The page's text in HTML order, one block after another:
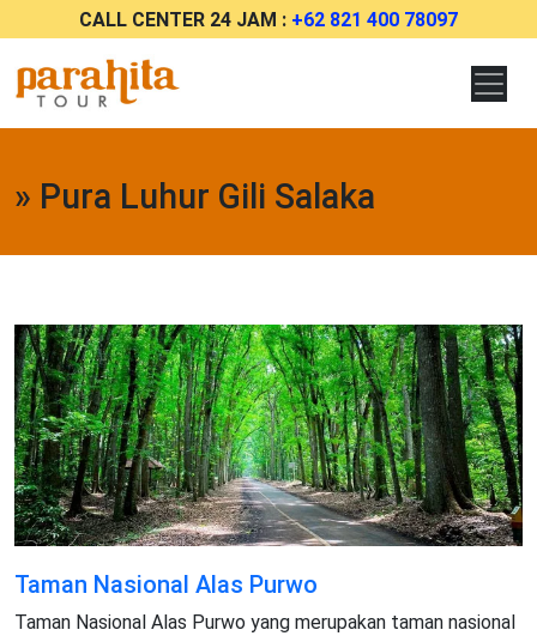
CALL CENTER 24 JAM : +62 821 400 78097
» Pura Luhur Gili Salaka
Taman Nasional Alas Purwo
Taman Nasional Alas Purwo yang merupakan taman nasional